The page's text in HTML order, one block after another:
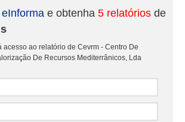
eInforma e obtenha 5 relatórios de
acesso ao relatório de Cevrm - Centro De
De Recursos Mediterrânicos, Lda